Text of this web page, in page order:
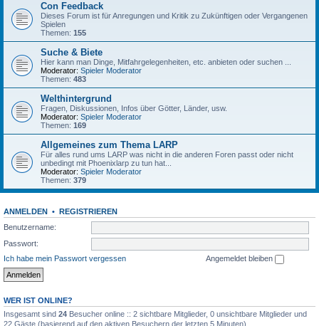
Con Feedback
Dieses Forum ist für Anregungen und Kritik zu Zukünftigen oder Vergangenen
Spielen
Themen: 155
Suche & Biete
Hier kann man Dinge, Mitfahrgelegenheiten, etc. anbieten oder suchen ...
Moderator: Spieler Moderator
Themen: 483
Welthintergrund
Fragen, Diskussionen, Infos über Götter, Länder, usw.
Moderator: Spieler Moderator
Themen: 169
Allgemeines zum Thema LARP
Für alles rund ums LARP was nicht in die anderen Foren passt oder nicht
unbedingt mit Phoenixlarp zu tun hat...
Moderator: Spieler Moderator
Themen: 379
ANMELDEN • REGISTRIEREN
Benutzername:
Passwort:
Ich habe mein Passwort vergessen
Angemeldet bleiben
WER IST ONLINE?
Insgesamt sind 24 Besucher online :: 2 sichtbare Mitglieder, 0 unsichtbare Mitglieder und
22 Gäste (basierend auf den aktiven Besuchern der letzten 5 Minuten)